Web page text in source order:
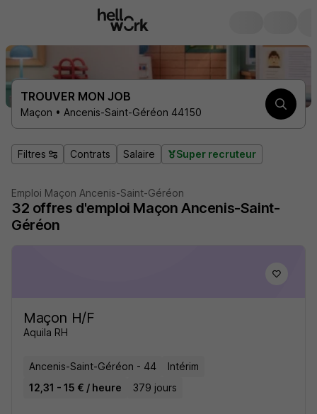
TROUVER MON JOB
Maçon • Ancenis-Saint-Géréon 44150
Filtres Contrats Salaire Super recruteur
Emploi Maçon Ancenis-Saint-Géréon
32 offres d'emploi Maçon Ancenis-Saint-
Géréon
Maçon H/F
Aquila RH
Ancenis-Saint-Géréon - 44
Intérim
12,31 - 15 € / heure
379 jours